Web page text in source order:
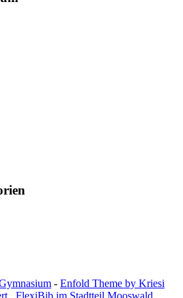
- Enfold Theme by Kriesi
FlexiBib im Stadtteil Mooswald